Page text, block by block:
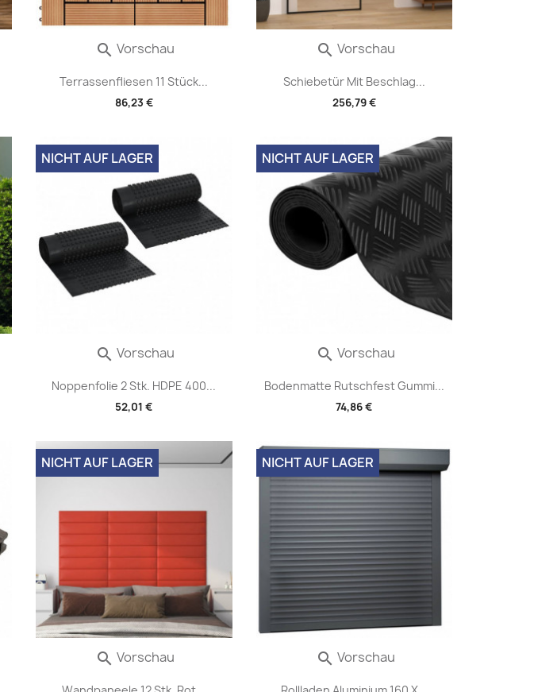
Terrassenfliesen 11 Stück...
86,23 €
 Vorschau
Schiebetür Mit Beschlag...
256,79 €
 Vorschau
Noppenfolie 2 Stk. HDPE 400...
52,01 €
NICHT AUF LAGER
 Vorschau
Bodenmatte Rutschfest Gummi...
74,86 €
NICHT AUF LAGER
 Vorschau
NICHT AUF LAGER
 Vorschau
NICHT AUF LAGER
 Vorschau